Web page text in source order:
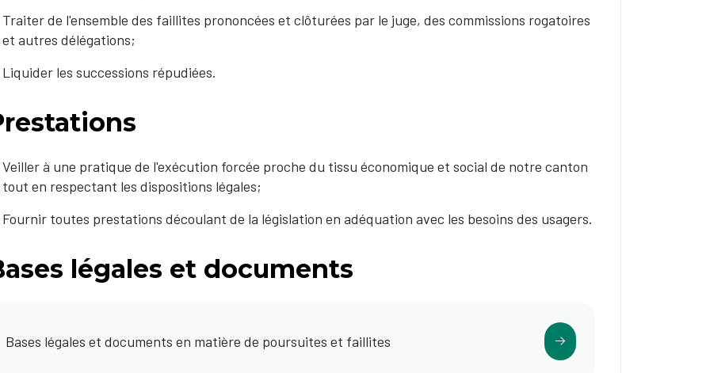
Traiter de l'ensemble des faillites prononcées et clôturées par le juge, des commissions rogatoires
et autres délégations;
Liquider les successions répudiées.
Veiller à une pratique de l'exécution forcée proche du tissu économique et social de notre canton
tout en respectant les dispositions légales;
Fournir toutes prestations découlant de la législation en adéquation avec les besoins des usagers.
légales et documents
Bases légales et documents en matière de poursuites et faillites